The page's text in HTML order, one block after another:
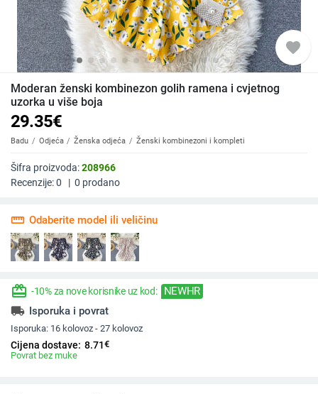
favorite
Moderan ženski kombinezon golih ramena i cvjetnog
uzorka u više boja
29.35€
Badu Odjeća Ženska odjeća Ženski kombinezoni i kompleti
Šifra proizvoda:208966
Recenzije:0 | 0 prodano
straighten Odaberite model ili veličinu
redeem -10% za nove korisnike uz kod: NEWHR
local_shipping Isporuka i povrat
Isporuka: 16 kolovoz - 27 kolovoz
Cijena dostave: 8.71€
Povrat bez muke